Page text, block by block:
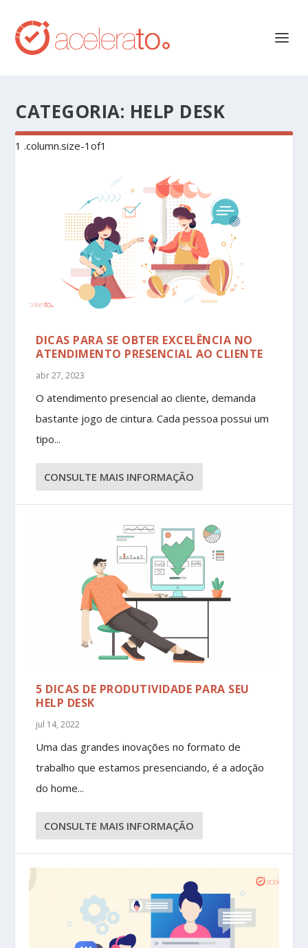
CATEGORIA: HELP DESK
DICAS PARA SE OBTER EXCELÊNCIA NO
ATENDIMENTO PRESENCIAL AO CLIENTE
abr 27, 2023
O atendimento presencial ao cliente, demanda
bastante jogo de cintura. Cada pessoa possui um
tipo...
CONSULTE MAIS INFORMAÇÃO
5 DICAS DE PRODUTIVIDADE PARA SEU
HELP DESK
jul 14, 2022
Uma das grandes inovações no formato de
trabalho que estamos presenciando, é a adoção
do home...
CONSULTE MAIS INFORMAÇÃO